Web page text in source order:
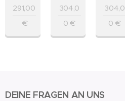
291,00
€
304,0
0 €
304,0
0 €
DEINE FRAGEN AN UNS